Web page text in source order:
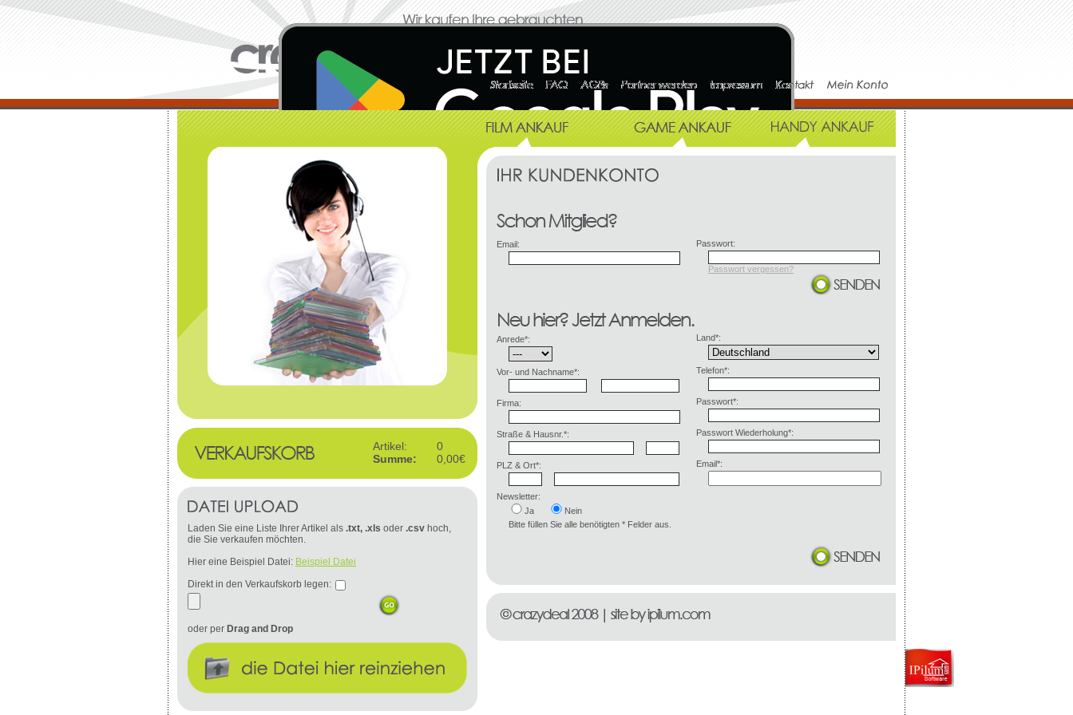
Email: Passwort:
Passwort vergessen?
Anrede*:
Vor- und Nachname*:
Firma:
Straße & Hausnr.*:
PLZ & Ort*:
Land*:
Telefon*:
Passwort*:
Passwort Wiederholung*:
Email*:
Newsletter:
Ja
Nein
Bitte füllen Sie alle benötigten * Felder aus.
Artikel:
0
Summe:
0,00€
Laden Sie eine Liste Ihrer Artikel als .txt, .xls oder .csv hoch,
die Sie verkaufen möchten.
Hier eine Beispiel Datei: Beispiel Datei
Direkt in den Verkaufskorb legen:
oder per Drag and Drop